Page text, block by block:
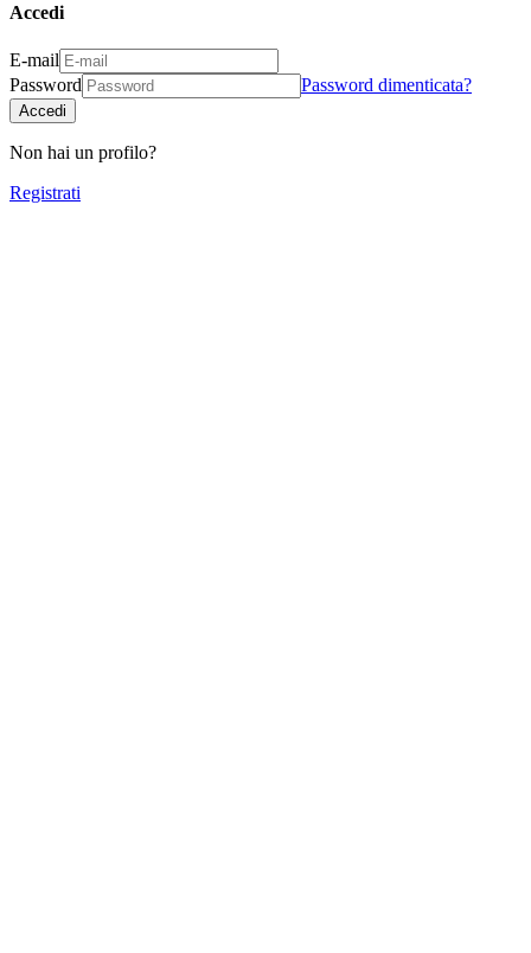
Accedi
E-mail
Password
Password dimenticata?
Accedi
Non hai un profilo?
Registrati